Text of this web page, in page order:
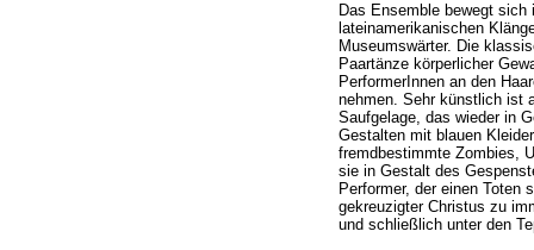
Das Ensemble bewegt
lateinamerikanischen
Museumswärter. Die
Paartänze körperlicher
PerformerInnen an den
nehmen. Sehr künstlich ist
Saufgelage, das wieder in
Gestalten mit blauen
fremdbestimmte Zombies,
sie in Gestalt des
Performer, der einen Toten
gekreuzigter Christus zu
und schließlich unter den